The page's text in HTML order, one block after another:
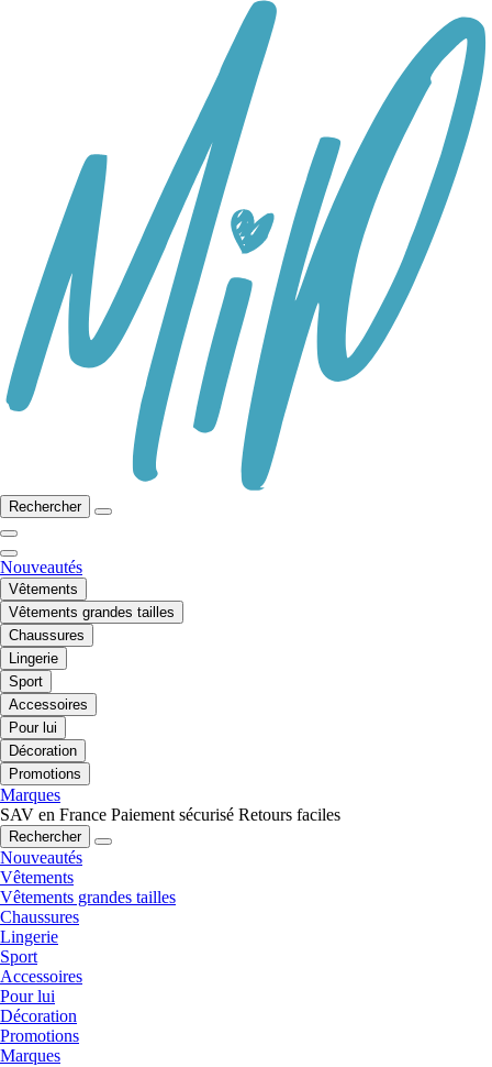
Rechercher
Nouveautés
Vêtements
Vêtements grandes tailles
Chaussures
Lingerie
Sport
Accessoires
Pour lui
Décoration
Promotions
Marques
SAV en France Paiement sécurisé Retours faciles
Rechercher
Nouveautés
Vêtements
Vêtements grandes tailles
Chaussures
Lingerie
Sport
Accessoires
Pour lui
Décoration
Promotions
Marques